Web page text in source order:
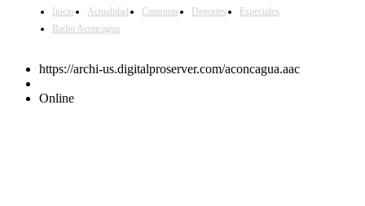
Inicio Actualidad Comunas Deportes
Especiales
Radio Aconcagua
https://archi-us.digitalproserver.com/aconcagua.aac
Online